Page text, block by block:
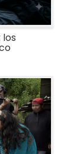
los